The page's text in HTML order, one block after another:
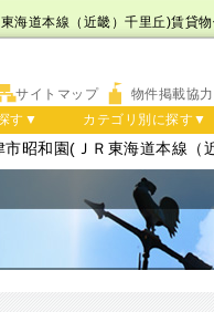
海道本線（近畿）千里丘)賃貸
サイトマップ 物件掲載協
す▼ カテゴリ別に探す▼
市昭和園(ＪＲ東海道本線（